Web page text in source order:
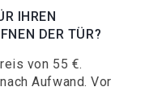
IHREN
DER TÜR?
von 55 €.
Aufwand. Vor